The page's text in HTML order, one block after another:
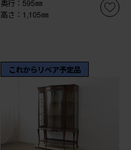
奥行：595㎜
高さ：1,105㎜
これからリペア予定品